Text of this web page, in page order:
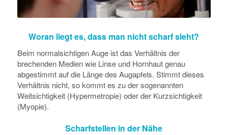
Woran liegt es, dass man nicht scharf sieht?
Beim normalsichtigen Auge ist das Verhältnis der
brechenden Medien wie Linse und Hornhaut genau
abgestimmt auf die Länge des Augapfels. Stimmt dieses
Verhältnis nicht, so kommt es zu der sogenannten
Weitsichtigkeit (Hypermetropie) oder der Kurzsichtigkeit
(Myopie).
Scharfstellen in der Nähe